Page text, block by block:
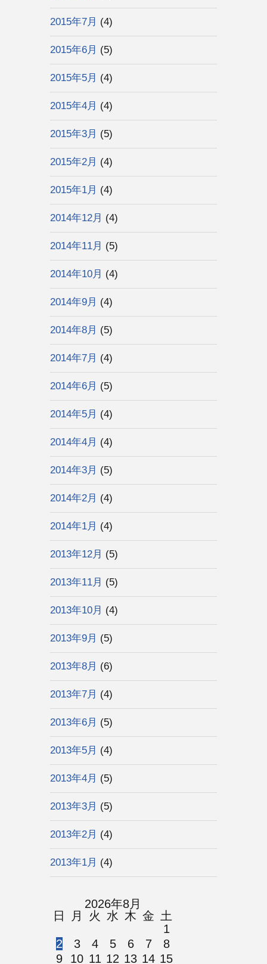
2015年7月 (4)
2015年6月 (5)
2015年5月 (4)
2015年4月 (4)
2015年3月 (5)
2015年2月 (4)
2015年1月 (4)
2014年12月 (4)
2014年11月 (5)
2014年10月 (4)
2014年9月 (4)
2014年8月 (5)
2014年7月 (4)
2014年6月 (5)
2014年5月 (4)
2014年4月 (4)
2014年3月 (5)
2014年2月 (4)
2014年1月 (4)
2013年12月 (5)
2013年11月 (5)
2013年10月 (4)
2013年9月 (5)
2013年8月 (6)
2013年7月 (4)
2013年6月 (5)
2013年5月 (4)
2013年4月 (5)
2013年3月 (5)
2013年2月 (4)
2013年1月 (4)
2026年8月
日
月 火 水 木 金 土
1
2
3 4 5 6 7
8
9
10 11 12 13 14 15